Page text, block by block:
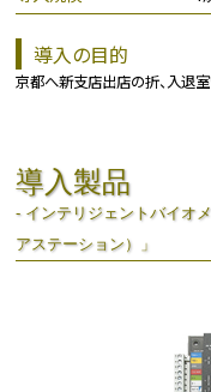
導入の目的
京都へ新支店出店の折、入退室
導入製品
- インテリジェントバイオ
アステーション）」